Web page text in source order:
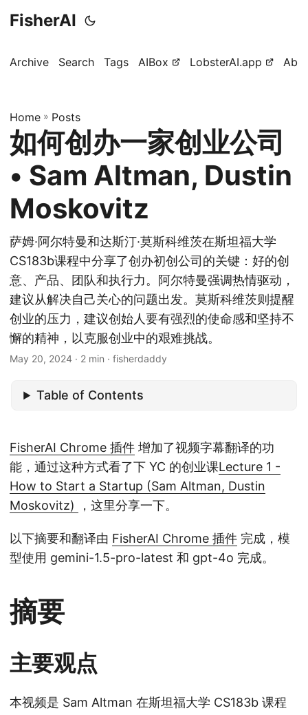
FisherAI
Archive Search Tags AIBox LobsterAI.app
Home » Posts
如何创办一家创业公司
• Sam Altman, Dustin
Moskovitz
萨姆·阿尔特曼和达斯汀·莫斯科维茨在斯坦福大学
CS183b课程中分享了创办初创公司的关键：好的创
意、产品、团队和执行力。阿尔特曼强调热情驱动，
建议从解决自己关心的问题出发。莫斯科维茨则提醒
创业的压力，建议创始人要有强烈的使命感和坚持不
懈的精神，以克服创业中的艰难挑战。
May 20, 2024 · 2 min · fisherdaddy
Table of Contents
FisherAI Chrome 插件 增加了视频字幕翻译的功
能，通过这种方式看了下 YC 的创业课Lecture 1 -
How to Start a Startup (Sam Altman, Dustin
Moskovitz)
，这里分享一下。
以下摘要和翻译由 FisherAI Chrome 插件 完成，模
型使用 gemini-1.5-pro-latest 和 gpt-4o 完成。
摘要
主要观点
本视频是 Sam Altman 在斯坦福大学 CS183b 课程